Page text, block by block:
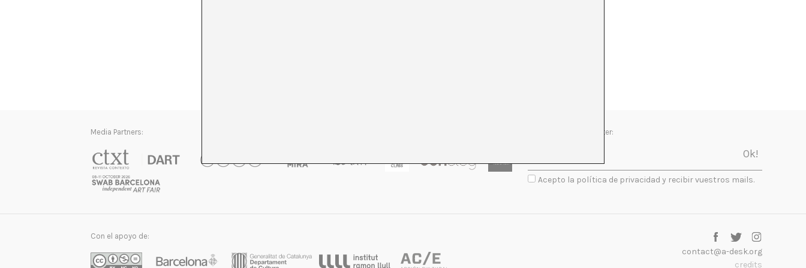
Media Partners: Newsletter:
Acepto la política de privacidad y recibir vuestros mails.
Con el apoyo de:
contact@a-desk.org
credits